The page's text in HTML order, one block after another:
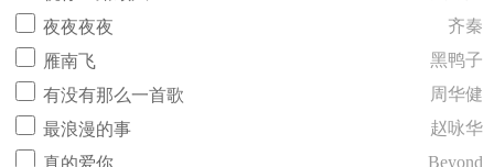
夜夜夜夜
齐秦
雁南飞
黑鸭子
有没有那么一首歌
周华健
最浪漫的事
赵咏华
真的爱你
Beyond